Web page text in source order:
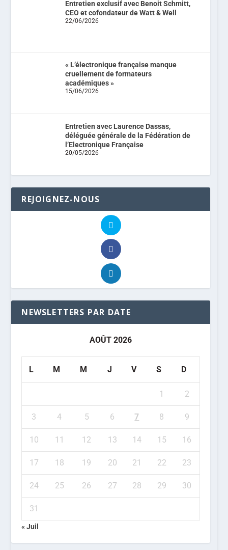
Entretien exclusif avec Benoit Schmitt,
CEO et cofondateur de Watt & Well
22/06/2026
« L’électronique française manque
cruellement de formateurs
académiques »
15/06/2026
Entretien avec Laurence Dassas,
déléguée générale de la Fédération de
l’Electronique Française
20/05/2026
REJOIGNEZ-NOUS
NEWSLETTERS PAR DATE
AOÛT 2026
L M M J V S D
1 2
3 4 5 6 7 8 9
10 11 12 13 14 15 16
17 18 19 20 21 22 23
24 25 26 27 28 29 30
31
« Juil